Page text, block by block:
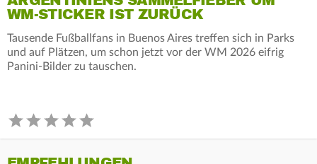
WM-STICKER IST ZURÜCK
Tausende Fußballfans in Buenos Aires treffen sich in Parks
und auf Plätzen, um schon jetzt vor der WM 2026 eifrig
Panini-Bilder zu tauschen.